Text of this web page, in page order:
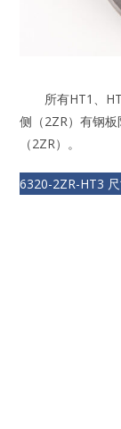
所有HT1、
侧（2ZR）有钢
（2ZR）。
6320-2ZR-HT3